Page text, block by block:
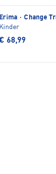
Erima · Change
Kinder
68,99